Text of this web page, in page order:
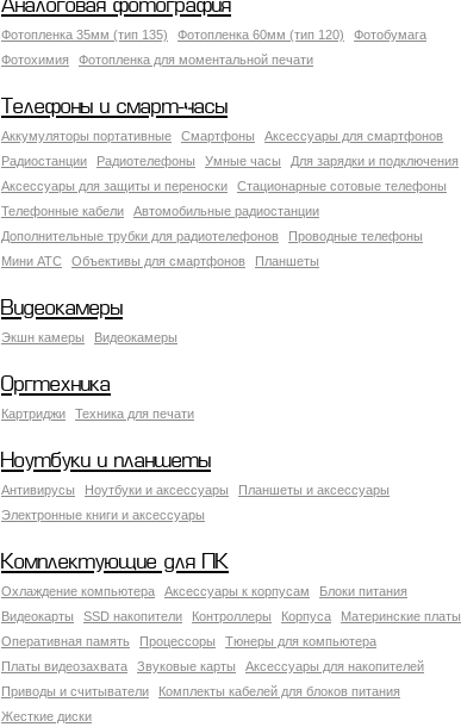
Аналоговая фотография
Фотопленка 35мм (тип 135) Фотопленка 60мм (тип 120)
Фотобумага
Фотохимия
Фотопленка для моментальной печати
Телефоны и смарт-часы
Аккумуляторы портативные Смартфоны
Аксессуары для смартфонов
Радиостанции
Радиотелефоны Умные часы
Для зарядки и подключения
Аксессуары для защиты и переноски
Стационарные сотовые телефоны
Телефонные кабели
Автомобильные радиостанции
Дополнительные трубки для радиотелефонов
Проводные телефоны
Мини АТС
Объективы для смартфонов Планшеты
Видеокамеры
Экшн камеры Видеокамеры
Оргтехника
Картриджи Техника для печати
Ноутбуки и планшеты
Антивирусы Ноутбуки и аксессуары
Планшеты и аксессуары
Электронные книги и аксессуары
Комплектующие для ПК
Охлаждение компьютера Аксессуары к корпусам
Блоки питания
Видеокарты
SSD накопители Контроллеры Корпуса
Материнские платы
Оперативная память
Процессоры
Тюнеры для компьютера
Платы видеозахвата
Звуковые карты
Аксессуары для накопителей
Приводы и считыватели
Комплекты кабелей для блоков питания
Жесткие диски